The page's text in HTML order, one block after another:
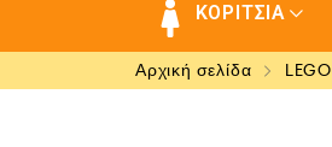
ΚΟΡΙΤΣΙΑ
Αρχική σελίδα LEGO